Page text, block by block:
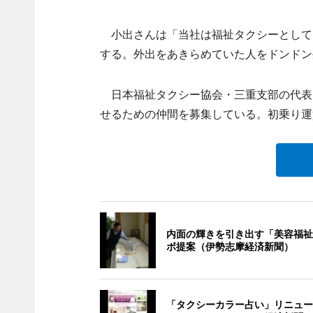
小出さんは「当社は福祉タクシーとし
する。外出をあきらめていた人をドンド
日本福祉タクシー協会・三重支部の代
せるための仲間を募集している。初乗り
内面の輝きを引き出す「美容福
ボ提案（伊勢志摩経済新聞）
「タクシーカラー占い」リニュ